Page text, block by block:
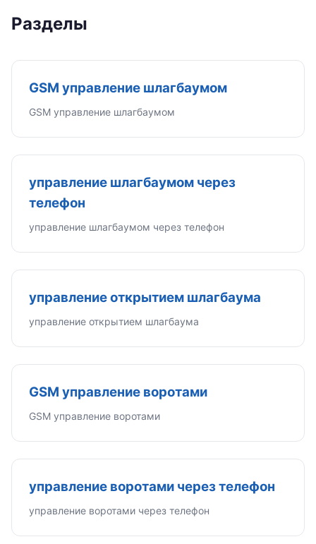
Разделы
GSM управление шлагбаумом
GSM управление шлагбаумом
управление шлагбаумом через
телефон
управление шлагбаумом через телефон
управление открытием шлагбаума
управление открытием шлагбаума
GSM управление воротами
GSM управление воротами
управление воротами через телефон
управление воротами через телефон